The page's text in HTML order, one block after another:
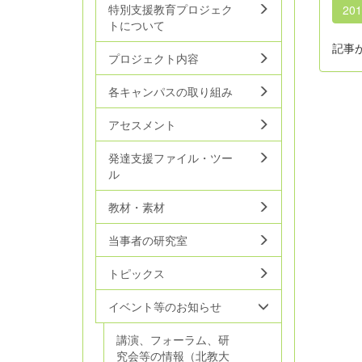
記事
特別支援教育プロジェク
トについて
プロジェクト内容
各キャンパスの取り組み
アセスメント
発達支援ファイル・ツー
ル
教材・素材
当事者の研究室
トピックス
イベント等のお知らせ
講演、フォーラム、研
究会等の情報（北教大